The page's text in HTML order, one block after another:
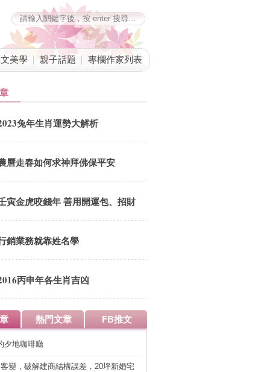
美學 親子話題 專欄作家列表
兔年生肖運勢大解析
曆走春如何求神拜佛保平安
寅金虎咬錢年 善用開運包、招財
銷業務就靠姓名學
丙申年各生肖吉凶
熱門文章 FB推文
夕地咖啡廳
變，破解建商結構誤差，20坪新婚宅